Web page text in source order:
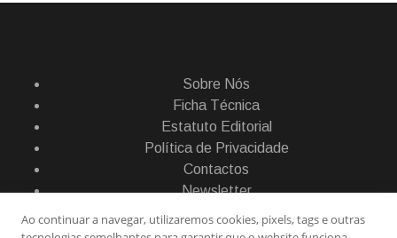
Sobre Nós
Ficha Técnica
Estatuto Editorial
Política de Privacidade
Contactos
Newsletter
Ao continuar a navegar, utilizaremos cookies, pixels, tags e outras